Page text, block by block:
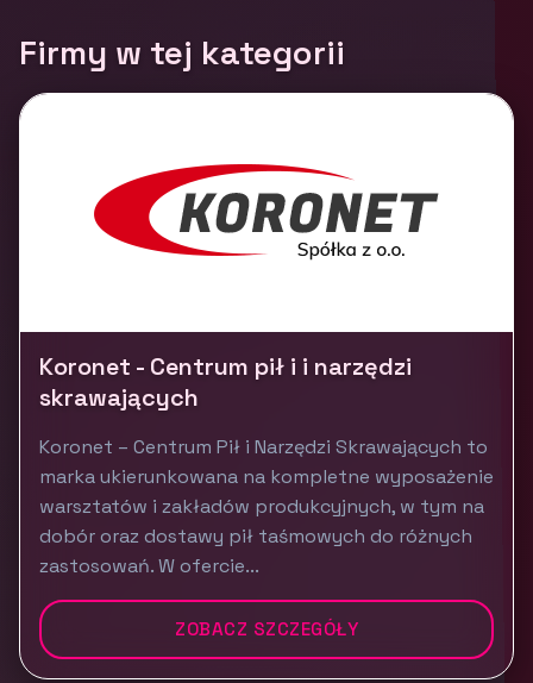
Firmy w tej kategorii
Koronet - Centrum pił i i narzędzi
skrawających
Koronet – Centrum Pił i Narzędzi Skrawających to
marka ukierunkowana na kompletne wyposażenie
warsztatów i zakładów produkcyjnych, w tym na
dobór oraz dostawy pił taśmowych do różnych
zastosowań. W ofercie...
ZOBACZ SZCZEGÓŁY